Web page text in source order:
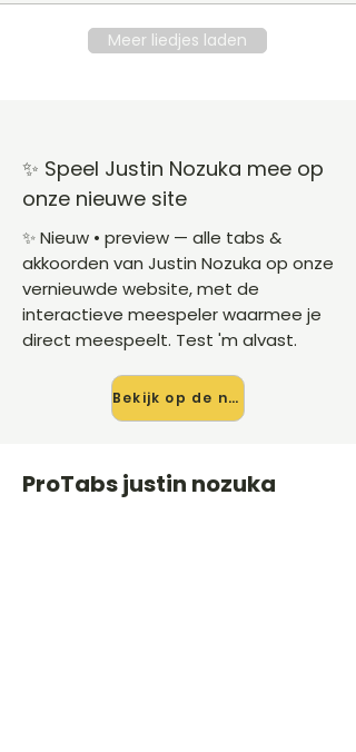
Meer liedjes laden
✨ Speel Justin Nozuka mee op
onze nieuwe site
✨ Nieuw • preview — alle tabs &
akkoorden van Justin Nozuka op onze
vernieuwde website, met de
interactieve meespeler waarmee je
direct meespeelt. Test 'm alvast.
Bekijk op de nieuwe site →
ProTabs justin nozuka